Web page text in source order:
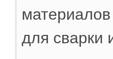
для сварки